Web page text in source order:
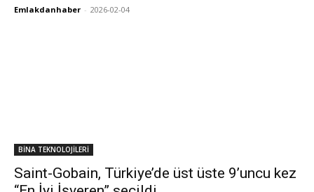
Emlakdanhaber - 2026-02-04
BİNA TEKNOLOJİLERİ
Saint-Gobain, Türkiye’de üst üste 9’uncu kez